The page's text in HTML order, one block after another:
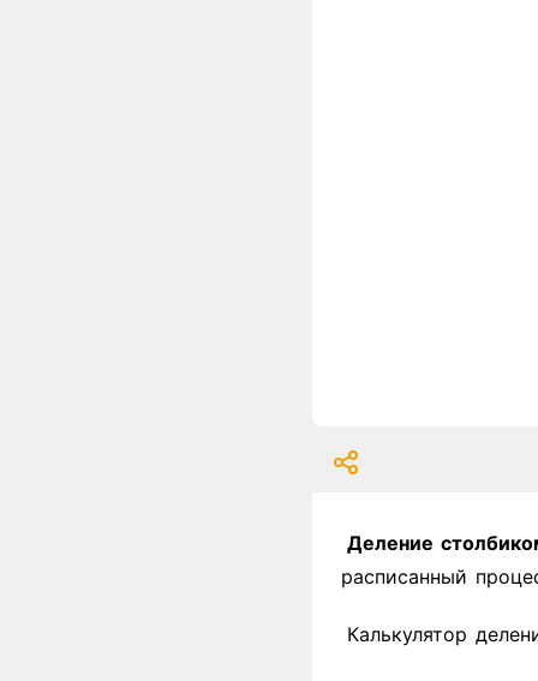
Деление
расписанный
Калькулятор